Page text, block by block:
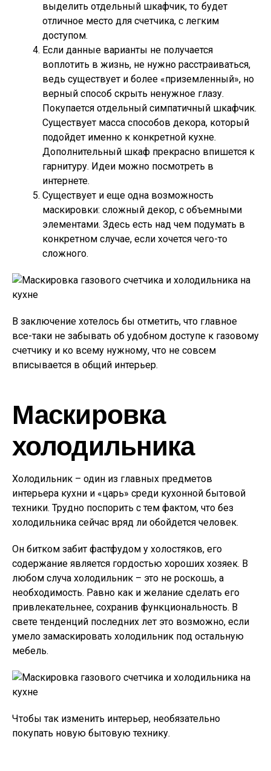
выделить отдельный шкафчик, то будет
отличное место для счетчика, с легким
доступом.
Если данные варианты не получается
воплотить в жизнь, не нужно расстраиваться,
ведь существует и более «приземленный», но
верный способ скрыть ненужное глазу.
Покупается отдельный симпатичный шкафчик.
Существует масса способов декора, который
подойдет именно к конкретной кухне.
Дополнительный шкаф прекрасно впишется к
гарнитуру. Идеи можно посмотреть в
интернете.
Существует и еще одна возможность
маскировки: сложный декор, с объемными
элементами. Здесь есть над чем подумать в
конкретном случае, если хочется чего-то
сложного.
В заключение хотелось бы отметить, что главное
все-таки не забывать об удобном доступе к газовому
счетчику и ко всему нужному, что не совсем
вписывается в общий интерьер.
Маскировка
холодильника
Холодильник – один из главных предметов
интерьера кухни и «царь» среди кухонной бытовой
техники. Трудно поспорить с тем фактом, что без
холодильника сейчас вряд ли обойдется человек.
Он битком забит фастфудом у холостяков, его
содержание является гордостью хороших хозяек. В
любом случа холодильник – это не роскошь, а
необходимость. Равно как и желание сделать его
привлекательнее, сохранив функциональность. В
свете тенденций последних лет это возможно, если
умело замаскировать холодильник под остальную
мебель.
Чтобы так изменить интерьер, необязательно
покупать новую бытовую технику.